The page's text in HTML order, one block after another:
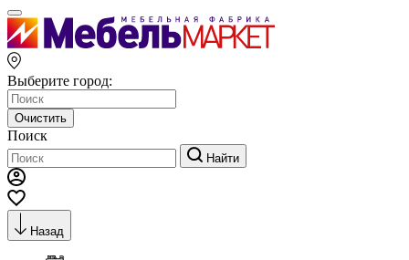
Выберите город:
Очистить
Поиск
Найти
Назад